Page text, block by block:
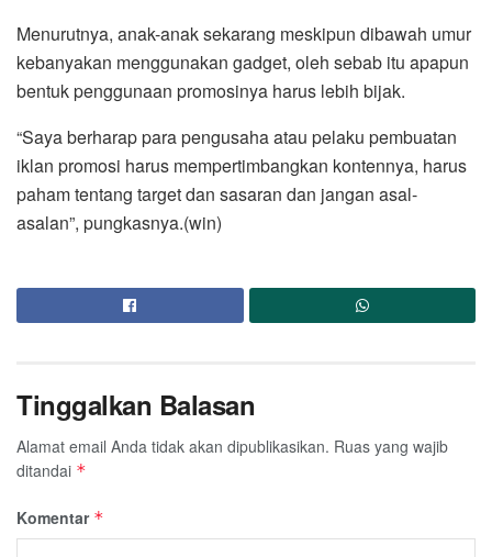
Menurutnya, anak-anak sekarang meskipun dibawah umur
kebanyakan menggunakan gadget, oleh sebab itu apapun
bentuk penggunaan promosinya harus lebih bijak.
“Saya berharap para pengusaha atau pelaku pembuatan
iklan promosi harus mempertimbangkan kontennya, harus
paham tentang target dan sasaran dan jangan asal-
asalan”, pungkasnya.(win)
Tinggalkan Balasan
Alamat email Anda tidak akan dipublikasikan. Ruas yang wajib
ditandai *
Komentar *